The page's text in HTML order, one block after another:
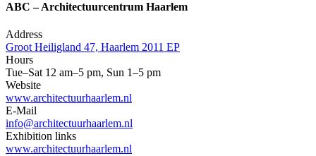
ABC – Architectuurcentrum Haarlem
Address
Groot Heiligland 47, Haarlem 2011 EP
Hours
Tue–Sat 12 am–5 pm, Sun 1–5 pm
Website
www.architectuurhaarlem.nl
E-Mail
info@architectuurhaarlem.nl
Exhibition links
www.architectuurhaarlem.nl